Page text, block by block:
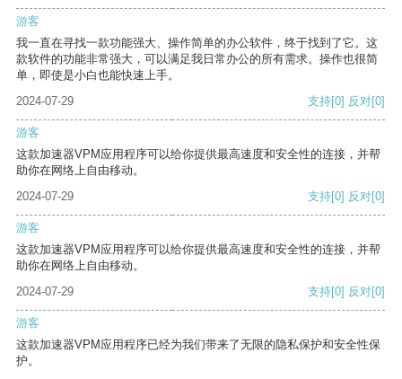
游客
我一直在寻找一款功能强大、操作简单的办公软件，终于找到了它。这
款软件的功能非常强大，可以满足我日常办公的所有需求。操作也很简
单，即使是小白也能快速上手。
2024-07-29
支持[0] 反对[0]
游客
这款加速器VPM应用程序可以给你提供最高速度和安全性的连接，并帮
助你在网络上自由移动。
2024-07-29
支持[0] 反对[0]
游客
这款加速器VPM应用程序可以给你提供最高速度和安全性的连接，并帮
助你在网络上自由移动。
2024-07-29
支持[0] 反对[0]
游客
这款加速器VPM应用程序已经为我们带来了无限的隐私保护和安全性保
护。